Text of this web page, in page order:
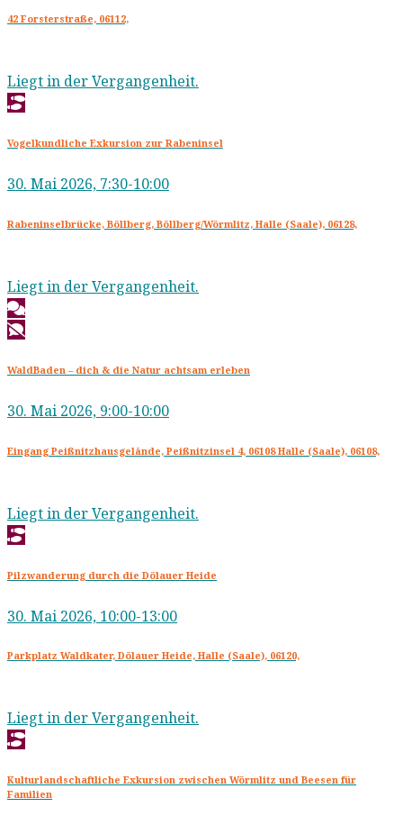
42 Forsterstraße, 06112,
Liegt in der Vergangenheit.
Vogelkundliche Exkursion zur Rabeninsel
30. Mai 2026, 7:30-10:00
Rabeninselbrücke, Böllberg, Böllberg/Wörmlitz, Halle (Saale), 06128,
Liegt in der Vergangenheit.
WaldBaden – dich & die Natur achtsam erleben
30. Mai 2026, 9:00-10:00
Eingang Peißnitzhausgelände, Peißnitzinsel 4, 06108 Halle (Saale), 06108,
Liegt in der Vergangenheit.
Pilzwanderung durch die Dölauer Heide
30. Mai 2026, 10:00-13:00
Parkplatz Waldkater, Dölauer Heide, Halle (Saale), 06120,
Liegt in der Vergangenheit.
Kulturlandschaftliche Exkursion zwischen Wörmlitz und Beesen für
Familien